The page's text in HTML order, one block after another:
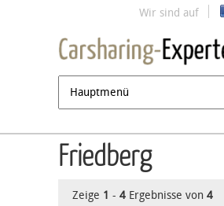
Jump to navigation
Wir sind auf
Friedberg
Zeige 1 - 4 Ergebnisse von 4